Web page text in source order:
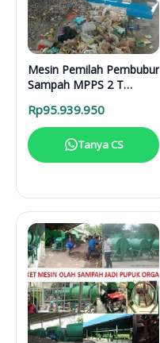
Mesin Pemilah Pembubur
Sampah MPPS 2 T
Rp95.939.950
Tanya CS